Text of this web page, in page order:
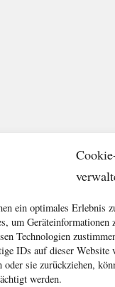
ein optimales Erlebnis
um Geräteinformationen
Technologien
IDs auf dieser
oder sie zurückziehen,
werden.